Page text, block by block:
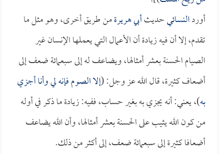
أوردالنسائيحديثأبي هريرةمن طريق أخرى، وهو مثل ما
تقدم، إلا أن فيه زيادة أن الأعمال التي يعملها الإنسان غير
الصيام الحسنة بعشر أمثالها، ويضاعف له إلى سبعمائة ضعف إلى
أضعاف كثيرة، قال الله عز وجل: (إلا الصوم فإنه لي وأنا أجزي
به)، يعني: أنه يجزي به بغير حساب، ففيه: زيادة ما ذكر في أوله
من كون الله يثيب على الحسنة بعشر أمثالها، وأن الله يضاعف
أضعافا كثيرة إلى سبعمائة ضعف، إلى أكثر من ذلك.